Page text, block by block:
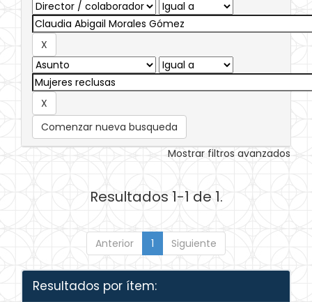
Comenzar nueva busqueda
Mostrar filtros avanzados
Resultados 1-1 de 1.
Anterior 1 Siguiente
Resultados por ítem: